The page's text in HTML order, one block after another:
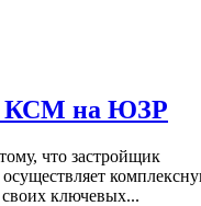
КСМ на ЮЗР
что застройщик
ключевых...